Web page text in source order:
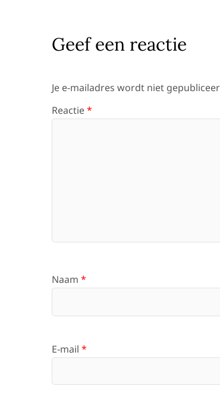
Geef een reactie
Je e-mailadres wordt niet
Reactie*
Naam *
E-mail *